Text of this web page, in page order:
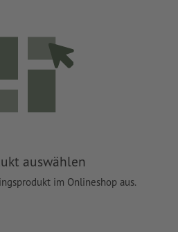
auswählen
im Onlineshop aus.